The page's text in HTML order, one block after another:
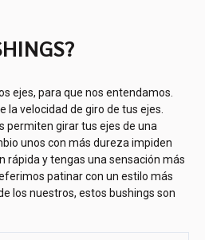
ejes, para que nos entendamos.
la velocidad de giro de tus ejes.
permiten girar tus ejes de una
unos con más dureza impiden
rápida y tengas una sensación más
patinar con un estilo más
los nuestros, estos bushings son